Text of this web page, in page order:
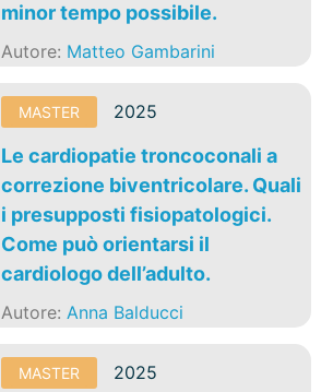
minor tempo possibile.
Autore: Matteo Gambarini
MASTER 2025
Le cardiopatie troncoconali a
correzione biventricolare. Quali
i presupposti fisiopatologici.
Come può orientarsi il
cardiologo dell’adulto.
Autore:Anna Balducci
MASTER 2025